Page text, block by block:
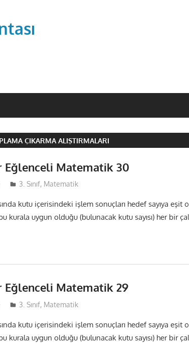
ÇIKARMA ALIŞTIRMALARI
Eğlenceli Matematik 30
3. Sınıf, Matematik
kutu içerisindeki işlem sonuçları hedef sayıya eşit
kurala uygun olduğu (bulunacak kutu sayısı) her bir
Eğlenceli Matematik 29
3. Sınıf, Matematik
kutu içerisindeki işlem sonuçları hedef sayıya eşit
kurala uygun olduğu (bulunacak kutu sayısı) her bir